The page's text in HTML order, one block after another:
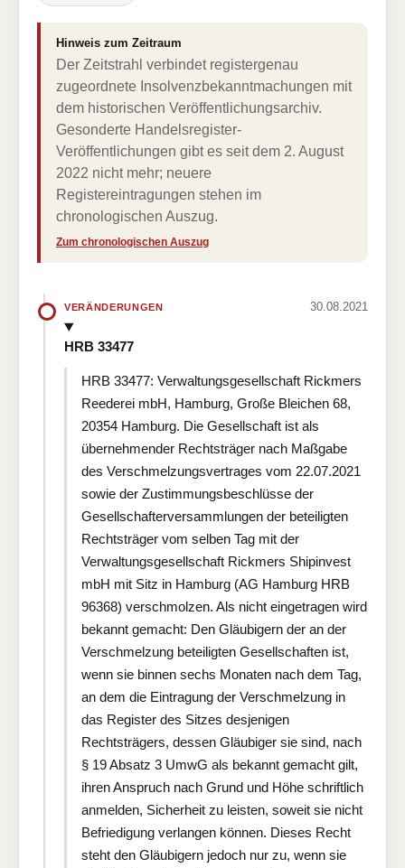
Hinweis zum Zeitraum
Der Zeitstrahl verbindet registergenau
zugeordnete Insolvenzbekanntmachungen mit
dem historischen Veröffentlichungsarchiv.
Gesonderte Handelsregister-
Veröffentlichungen gibt es seit dem 2. August
2022 nicht mehr; neuere
Registereintragungen stehen im
chronologischen Auszug.
Zum chronologischen Auszug
VERÄNDERUNGEN 30.08.2021
HRB 33477
HRB 33477: Verwaltungsgesellschaft Rickmers
Reederei mbH, Hamburg, Große Bleichen 68,
20354 Hamburg. Die Gesellschaft ist als
übernehmender Rechtsträger nach Maßgabe
des Verschmelzungsvertrages vom 22.07.2021
sowie der Zustimmungsbeschlüsse der
Gesellschafterversammlungen der beteiligten
Rechtsträger vom selben Tag mit der
Verwaltungsgesellschaft Rickmers Shipinvest
mbH mit Sitz in Hamburg (AG Hamburg HRB
96368) verschmolzen. Als nicht eingetragen wird
bekannt gemacht: Den Gläubigern der an der
Verschmelzung beteiligten Gesellschaften ist,
wenn sie binnen sechs Monaten nach dem Tag,
an dem die Eintragung der Verschmelzung in
das Register des Sitzes desjenigen
Rechtsträgers, dessen Gläubiger sie sind, nach
§ 19 Absatz 3 UmwG als bekannt gemacht gilt,
ihren Anspruch nach Grund und Höhe schriftlich
anmelden, Sicherheit zu leisten, soweit sie nicht
Befriedigung verlangen können. Dieses Recht
steht den Gläubigern jedoch nur zu, wenn sie